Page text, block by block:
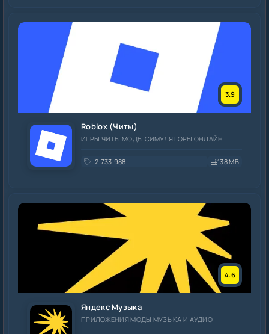
3.9
Roblox (Читы)
ИГРЫ ЧИТЫ МОДЫ СИМУЛЯТОРЫ ОНЛАЙН
2.733.988 138 MB
4.6
Яндекс Музыка
ПРИЛОЖЕНИЯ МОДЫ МУЗЫКА И АУДИО